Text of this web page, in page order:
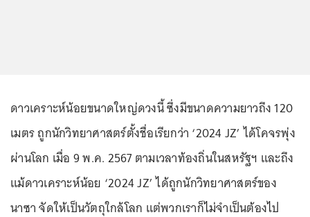
ดาวเคราะห์น้อยขนาดใหญ่ดวงนี้ ซึ่งมีขนาดความยาวถึง 120
เมตร ถูกนักวิทยาศาสตร์ตั้งชื่อเรียกว่า ‘2024 JZ’ ได้โคจรพุ่ง
ผ่านโลก เมื่อ 9 พ.ค. 2567 ตามเวลาท้องถิ่นในสหรัฐฯ และถึง
แม้ดาวเคราะห์น้อย ‘2024 JZ’ ได้ถูกนักวิทยาศาสตร์ของ
นาซา จัดให้เป็นวัตถุใกล้โลก แต่พวกเราก็ไม่จำเป็นต้องไป